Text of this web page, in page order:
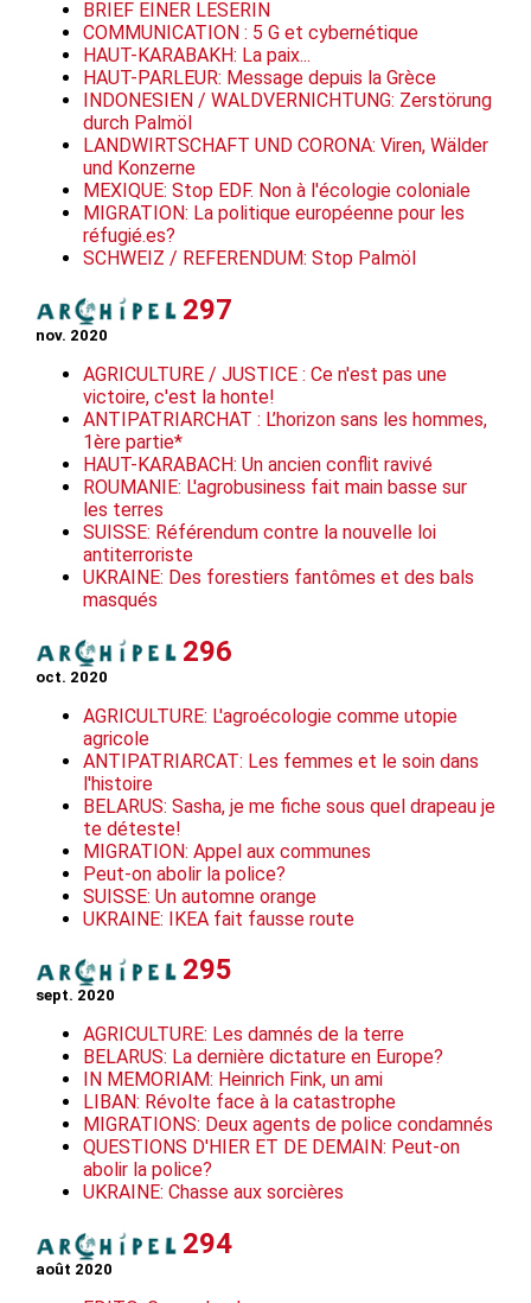
BRIEF EINER LESERIN
COMMUNICATION : 5 G et cybernétique
HAUT-KARABAKH: La paix...
HAUT-PARLEUR: Message depuis la Grèce
INDONESIEN / WALDVERNICHTUNG: Zerstörung
durch Palmöl
LANDWIRTSCHAFT UND CORONA: Viren, Wälder
und Konzerne
MEXIQUE: Stop EDF. Non à l'écologie coloniale
MIGRATION: La politique européenne pour les
réfugié.es?
SCHWEIZ / REFERENDUM: Stop Palmöl
297
nov. 2020
AGRICULTURE / JUSTICE : Ce n'est pas une
victoire, c'est la honte!
ANTIPATRIARCHAT : L’horizon sans les hommes,
1ère partie*
HAUT-KARABACH: Un ancien conflit ravivé
ROUMANIE: L'agrobusiness fait main basse sur
les terres
SUISSE: Référendum contre la nouvelle loi
antiterroriste
UKRAINE: Des forestiers fantômes et des bals
masqués
296
oct. 2020
AGRICULTURE: L'agroécologie comme utopie
agricole
ANTIPATRIARCAT: Les femmes et le soin dans
l'histoire
BELARUS: Sasha, je me fiche sous quel drapeau je
te déteste!
MIGRATION: Appel aux communes
Peut-on abolir la police?
SUISSE: Un automne orange
UKRAINE: IKEA fait fausse route
295
sept. 2020
AGRICULTURE: Les damnés de la terre
BELARUS: La dernière dictature en Europe?
IN MEMORIAM: Heinrich Fink, un ami
LIBAN: Révolte face à la catastrophe
MIGRATIONS: Deux agents de police condamnés
QUESTIONS D'HIER ET DE DEMAIN: Peut-on
abolir la police?
UKRAINE: Chasse aux sorcières
294
août 2020